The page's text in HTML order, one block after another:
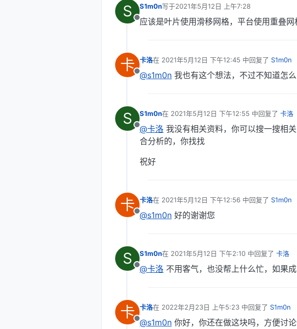
S
离线
S1m0n写于2021年5月12日 上午7:28
最后由 编辑
应该是叶片使用滑移网格，平台使用重叠网
卡
离线
卡洛在 2021年5月12日 下午12:45 中回复了 S1m0n
最后由 编辑
@s1m0n 我也有这个想法，不过不知道怎
S
离线
S1m0n在 2021年5月12日 下午12:55 中回复了 卡洛
最后由 编辑
@卡洛 我没有相关资料，你可以搜一搜相
合分析的，你找找
祝好
卡
离线
卡洛在 2021年5月12日 下午12:56 中回复了 S1m0n
最后由 编辑
@s1m0n 好的谢谢您
S
离线
S1m0n在 2021年5月12日 下午2:10 中回复了 卡洛
最后由 编辑
@卡洛 不用客气，也没帮上什么忙，如果
卡
离线
卡洛在 2022年2月23日 上午5:23 中回复了 S1m0n
最后由 编辑
@s1m0n 你好，你还在做这块吗，方便讨